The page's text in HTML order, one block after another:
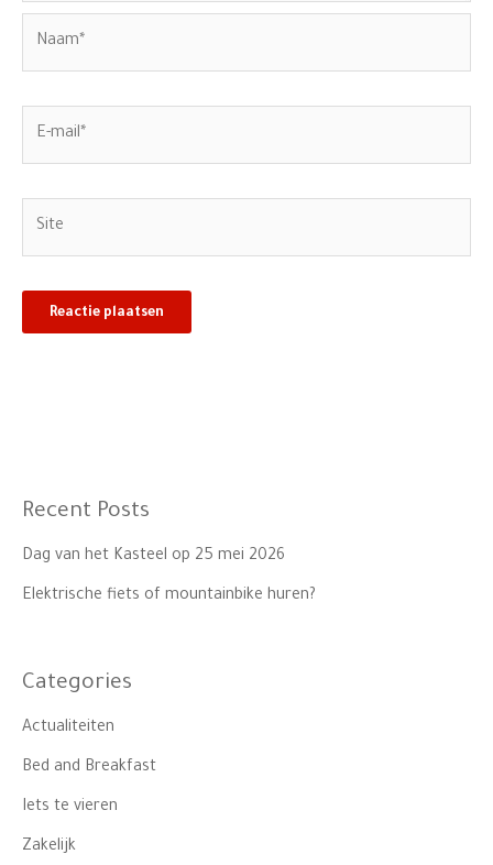
Recent Posts
Dag van het Kasteel op 25 mei 2026
Elektrische fiets of mountainbike huren?
Categories
Actualiteiten
Bed and Breakfast
Iets te vieren
Zakelijk